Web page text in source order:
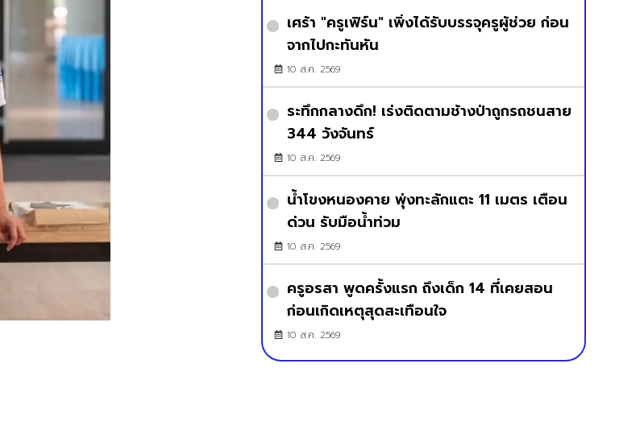
เศร้า "ครูเฟิร์น" เพิ่งได้รับบรรจุครูผู้ช่วย ก่อน
จากไปกะทันหัน
10 ส.ค. 2569
ระทึกกลางดึก! เร่งติดตามช้างป่าถูกรถชนสาย
344 วังจันทร์
10 ส.ค. 2569
น้ำโขงหนองคาย พุ่งทะลักแตะ 11 เมตร เตือน
ด่วน รับมือน้ำท่วม
10 ส.ค. 2569
ครูอรสา พูดครั้งแรก ถึงเด็ก 14 ที่เคยสอน
ก่อนเกิดเหตุสุดสะเทือนใจ
10 ส.ค. 2569